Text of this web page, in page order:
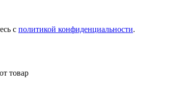
с политикой конфиденциальности.
товар